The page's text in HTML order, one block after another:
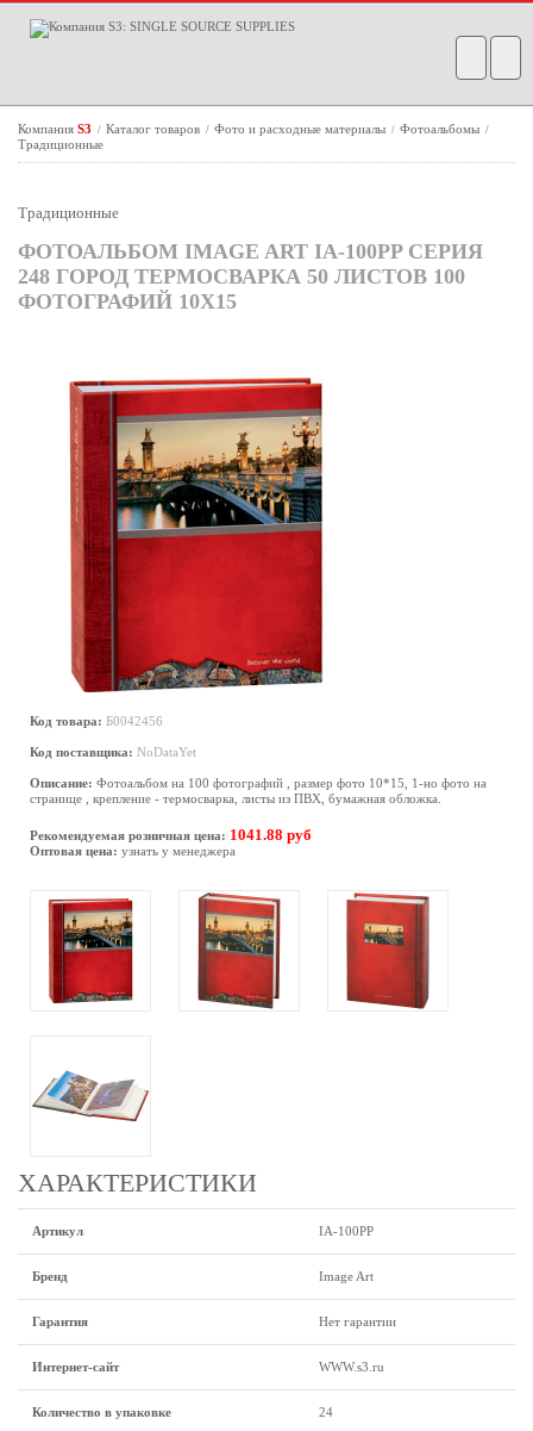
Компания S3 / Каталог товаров / Фото и расходные материалы / Фотоальбомы /
Традиционные
Традиционные
ФОТОАЛЬБОМ IMAGE ART IA-100PP СЕРИЯ
248 ГОРОД ТЕРМОСВАРКА 50 ЛИСТОВ 100
ФОТОГРАФИЙ 10Х15
Код товара: Б0042456
Код поставщика: NoDataYet
Описание: Фотоальбом на 100 фотографий , размер фото 10*15, 1-но фото на
странице , крепление - термосварка, листы из ПВХ, бумажная обложка.
Рекомендуемая розничная цена: 1041.88 руб
Оптовая цена: узнать у менеджера
ХАРАКТЕРИСТИКИ
Артикул IA-100PP
Бренд Image Art
Гарантия Нет гарантии
Интернет-сайт WWW.s3.ru
Количество в упаковке 24